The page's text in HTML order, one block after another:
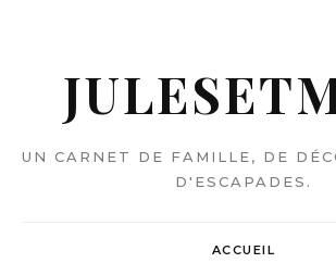
UN CARNET DE FAMILLE, DE
D'ESCAPADES.
ACCUEIL